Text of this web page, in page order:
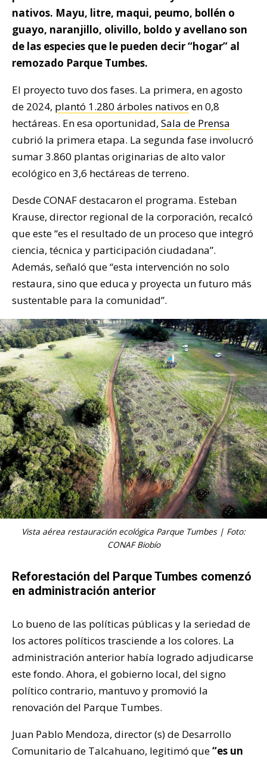
nativos. Mayu, litre, maqui, peumo, bollén o
guayo, naranjillo, olivillo, boldo y avellano son
de las especies que le pueden decir “hogar” al
remozado Parque Tumbes.
El proyecto tuvo dos fases. La primera, en agosto
de 2024, plantó 1.280 árboles nativos en 0,8
hectáreas. En esa oportunidad, Sala de Prensa
cubrió la primera etapa. La segunda fase involucró
sumar 3.860 plantas originarias de alto valor
ecológico en 3,6 hectáreas de terreno.
Desde CONAF destacaron el programa. Esteban
Krause, director regional de la corporación, recalcó
que este “es el resultado de un proceso que integró
ciencia, técnica y participación ciudadana”.
Además, señaló que “esta intervención no solo
restaura, sino que educa y proyecta un futuro más
sustentable para la comunidad”.
Vista aérea restauración ecológica Parque Tumbes | Foto:
CONAF Biobío
Reforestación del Parque Tumbes comenzó
en administración anterior
Lo bueno de las políticas públicas y la seriedad de
los actores políticos trasciende a los colores. La
administración anterior había logrado adjudicarse
este fondo. Ahora, el gobierno local, del signo
político contrario, mantuvo y promovió la
renovación del Parque Tumbes.
Juan Pablo Mendoza, director (s) de Desarrollo
Comunitario de Talcahuano, legitimó que“es un